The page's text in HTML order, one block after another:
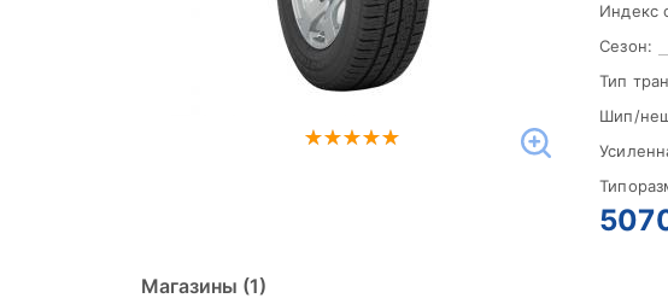
Индекс
Сезон:
Тип
Шип/
Магазины (1)